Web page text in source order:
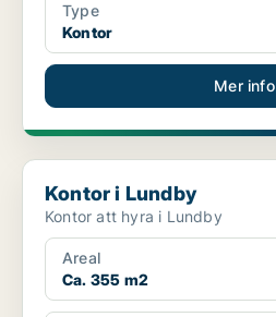
Type
Kontor
Mer info
Kontor i Lundby
Kontor i Lundby
Kontor att hyra i Lundby
Areal
Ca. 355 m2